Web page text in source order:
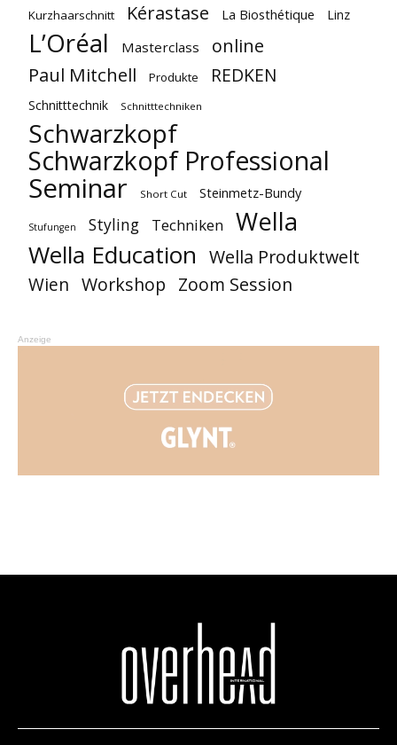
Kurzhaarschnitt Kérastase La Biosthétique Linz
L’Oréal Masterclass online
Paul Mitchell Produkte REDKEN
Schnitttechnik Schnitttechniken
Schwarzkopf
Schwarzkopf Professional
Seminar Short Cut Steinmetz-Bundy
Stufungen Styling Techniken Wella
Wella Education Wella Produktwelt
Wien Workshop Zoom Session
Anzeige